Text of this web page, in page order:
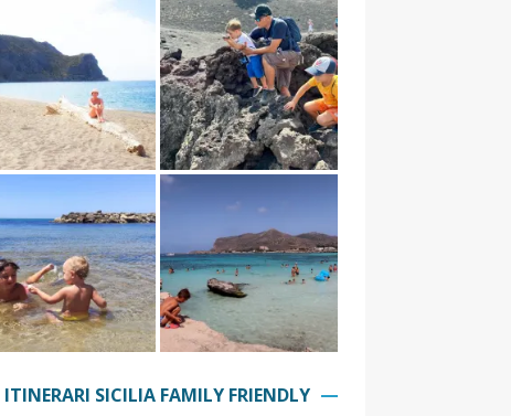
ITINERARI SICILIA FAMILY FRIENDLY